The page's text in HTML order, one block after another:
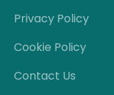
Privacy Policy
Cookie Policy
Contact Us